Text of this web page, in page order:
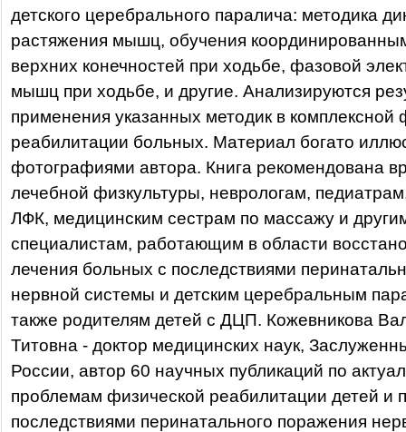
детского церебрального паралича: методика
растяжения мышц, обучения
верхних конечностей при ходьбе, фазовой
мышц при ходьбе, и другие. Анализируются
применения указанных методик в комплексной
реабилитации больных. Материал богато
фотографиями автора. Книга рекомендована
лечебной физкультуры, неврологам,
ЛФК, медицинским сестрам по массажу и
специалистам, работающим в области
лечения больных с последствиями
нервной системы и детским церебральным
также родителям детей с ДЦП. Кожевникова
Титовна - доктор медицинских наук,
России, автор 60 научных публикаций по
проблемам физической реабилитации детей и
последствиями перинатального поражения